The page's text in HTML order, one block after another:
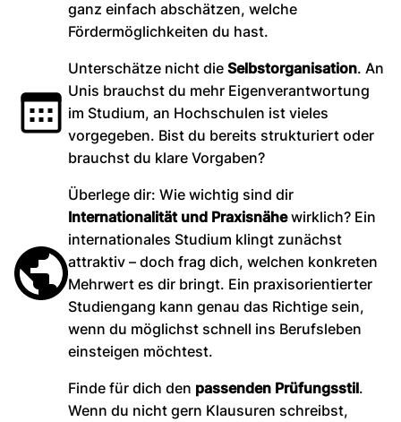
ganz einfach abschätzen, welche
Fördermöglichkeiten du hast.
Unterschätze nicht die Selbstorganisation. An
Unis brauchst du mehr Eigenverantwortung
im Studium, an Hochschulen ist vieles
vorgegeben. Bist du bereits strukturiert oder
brauchst du klare Vorgaben?
Überlege dir: Wie wichtig sind dir
Internationalität und Praxisnähewirklich? Ein
internationales Studium klingt zunächst
attraktiv – doch frag dich, welchen konkreten
Mehrwert es dir bringt. Ein praxisorientierter
Studiengang kann genau das Richtige sein,
wenn du möglichst schnell ins Berufsleben
einsteigen möchtest.
Finde für dich den passenden Prüfungsstil.
Wenn du nicht gern Klausuren schreibst,